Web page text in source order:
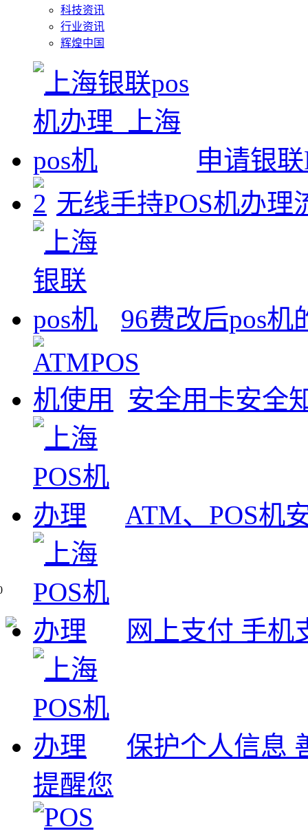
科技资讯
行业资讯
辉煌中国
申请银
无线手持POS机办理
96费改后pos机
安全用卡安全
ATM、POS机
网上支付 手机
保护个人信息
提醒您